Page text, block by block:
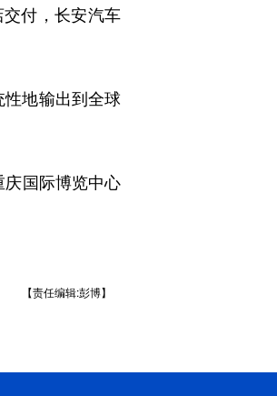
付，长安汽车
地输出到全球
国际博览中心
【责任编辑:彭博】